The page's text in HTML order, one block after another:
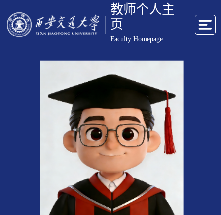
教师个人主
页
Faculty Homepage